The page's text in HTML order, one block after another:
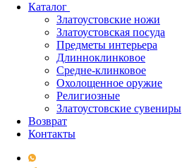
Каталог
Златоустовские ножи
Златоустовская посуда
Предметы интерьера
Длинноклинковое
Средне-клинковое
Охолощенное оружие
Религиозные
Златоустовские сувениры
Возврат
Контакты